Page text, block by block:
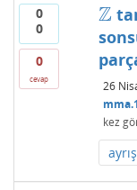
0
0
0
cevap
Z
Z
26
kez